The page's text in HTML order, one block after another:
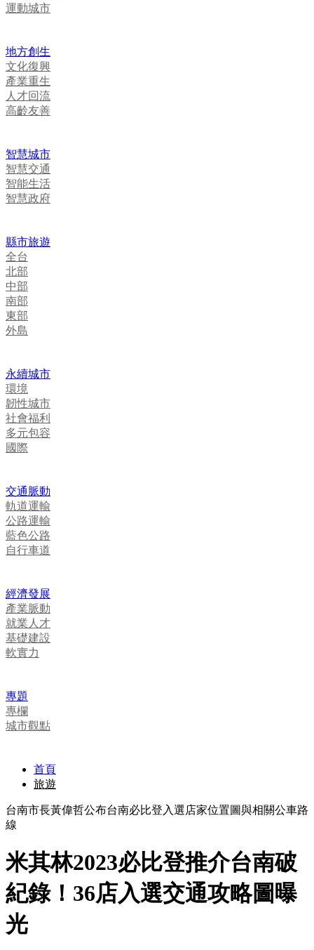
運動城市
地方創生
文化復興
產業重生
人才回流
高齡友善
智慧城市
智慧交通
智能生活
智慧政府
縣市旅遊
全台
北部
中部
南部
東部
外島
永續城市
環境
韌性城市
社會福利
多元包容
國際
交通脈動
軌道運輸
公路運輸
藍色公路
自行車道
經濟發展
產業脈動
就業人才
基礎建設
軟實力
專題
專欄
城市觀點
首頁
旅遊
台南市長黃偉哲公布台南必比登入選店家位置圖與相關公車路
線
米其林2023必比登推介台南破
紀錄！36店入選交通攻略圖曝
光